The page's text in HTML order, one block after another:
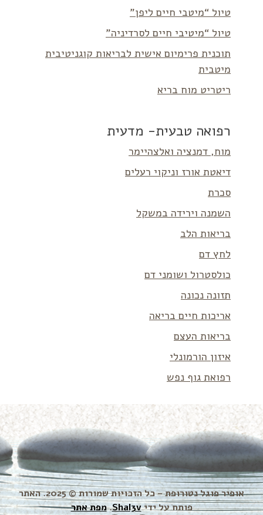
טיול “מיטבי חיים ליפן”
טיול “מיטיבי חיים לסרדיניה”
תוכנית פרימיום אישית לבריאות קוגניטיבית
מיטבית
ריטריט מוח בריא
רפואה טבעית- מדעית
מוח, דמנציה ואלצהיימר
דיאטת אורז וניקוי רעלים
סכרת
השמנה וירידה במשקל
בריאות הלב
לחץ דם
כולסטרול ושומני דם
תזונה נכונה
אריכות חיים בריאה
בריאות העצם
איזון הורמונלי
רפואת גוף נפש
אופיר פוגל נטורופת – כל הזכויות שמורות © 2025. האתר
פותח על ידיShal3v
.מפת אתר